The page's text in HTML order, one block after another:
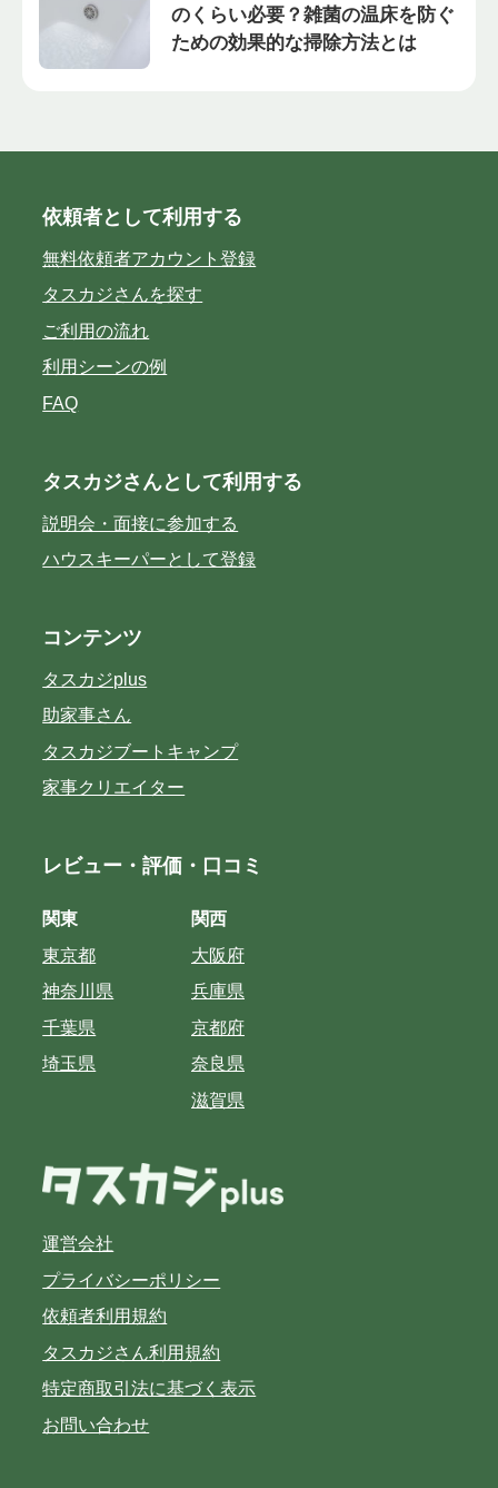
のくらい必要？雑菌の温床を防ぐ
ための効果的な掃除方法とは
依頼者として利用する
無料依頼者アカウント登録
タスカジさんを探す
ご利用の流れ
利用シーンの例
FAQ
タスカジさんとして利用する
説明会・面接に参加する
ハウスキーパーとして登録
コンテンツ
タスカジplus
助家事さん
タスカジブートキャンプ
家事クリエイター
レビュー・評価・口コミ
関東
東京都
神奈川県
千葉県
埼玉県
関西
大阪府
兵庫県
京都府
奈良県
滋賀県
運営会社
プライバシーポリシー
依頼者利用規約
タスカジさん利用規約
特定商取引法に基づく表示
お問い合わせ